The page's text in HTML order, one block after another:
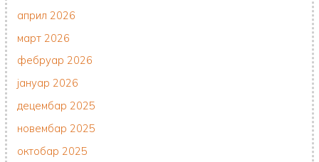
април 2026
март 2026
фебруар 2026
јануар 2026
децембар 2025
новембар 2025
октобар 2025